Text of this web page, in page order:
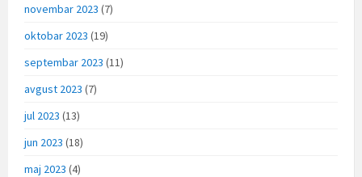
novembar 2023 (7)
oktobar 2023 (19)
septembar 2023 (11)
avgust 2023 (7)
jul 2023 (13)
jun 2023 (18)
maj 2023 (4)